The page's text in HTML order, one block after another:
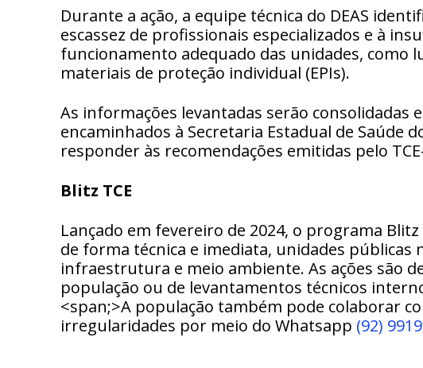
Durante a ação, a equipe técnica do DEAS
escassez de profissionais especializados e à
funcionamento adequado das unidades, como
materiais de proteção individual (EPIs).
As informações levantadas serão consolidadas
encaminhados à Secretaria Estadual de Saúde
responder às recomendações emitidas pelo
Blitz TCE
Lançado em fevereiro de 2024, o programa
de forma técnica e imediata, unidades públicas
infraestrutura e meio ambiente. As ações são
população ou de levantamentos técnicos
<span;>A população também pode colaborar
irregularidades por meio do Whatsapp (92)